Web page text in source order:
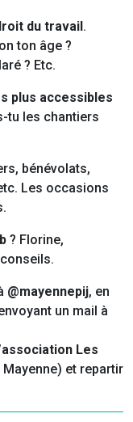
du travail .
ton âge ?
? Etc.
plus accessibles
tu les chantiers
bénévolats,
Les occasions
? Florine,
@mayennepij, en
un mail à
association Les
et repartir